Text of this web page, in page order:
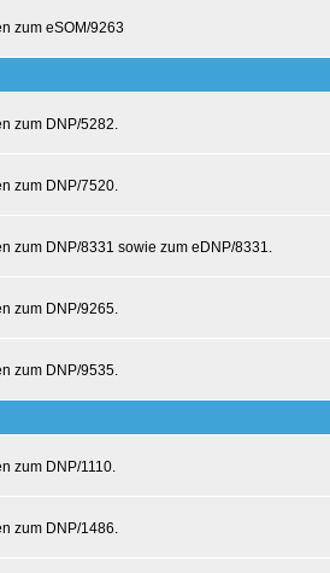
zum eSOM/9263
zum DNP/5282.
zum DNP/7520.
zum DNP/8331 sowie zum eDNP/8331.
zum DNP/9265.
zum DNP/9535.
zum DNP/1110.
zum DNP/1486.